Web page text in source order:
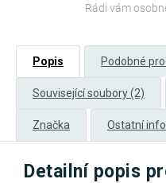
Rádi vám
Popis Podobné
Související soubory (2)
Značka Ostatní
Detailní popis